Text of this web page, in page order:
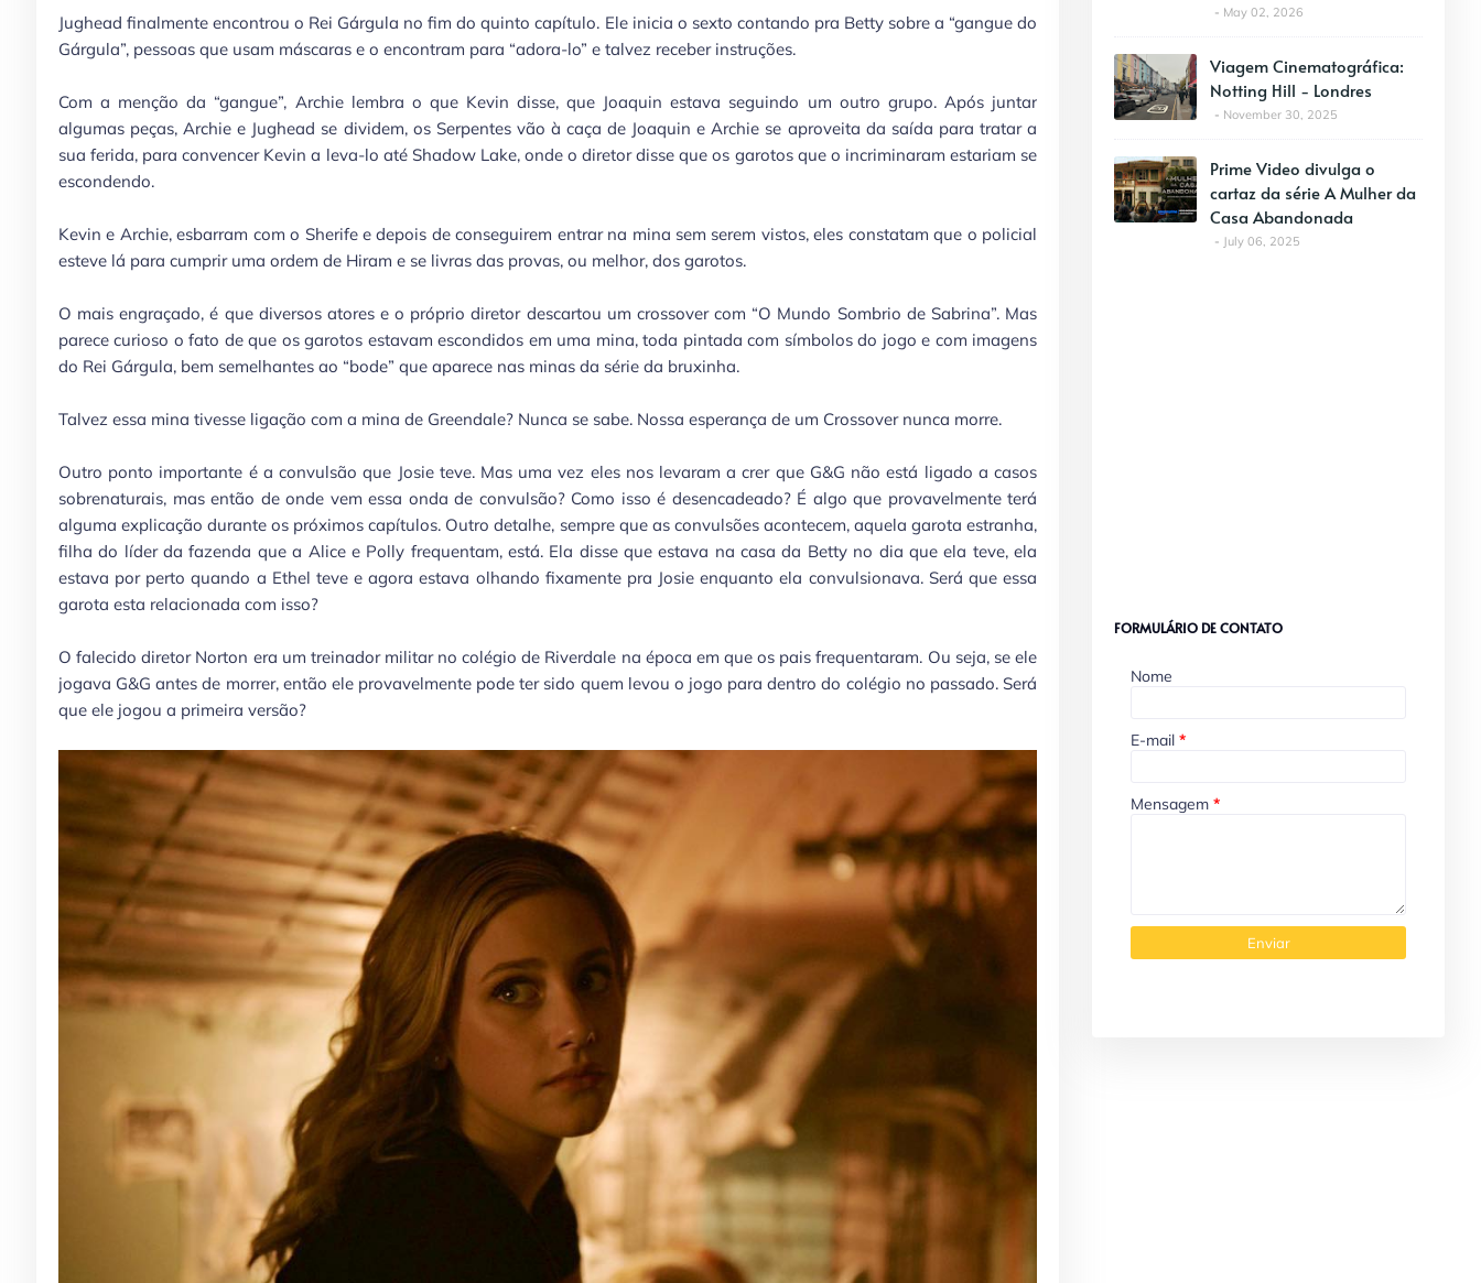
Jughead finalmente encontrou o Rei Gárgula no fim do quinto capítulo. Ele inicia o sexto contando pra Betty sobre a “gangue do
Gárgula”, pessoas que usam máscaras e o encontram para “adora-lo” e talvez receber instruções.
Com a menção da “gangue”, Archie lembra o que Kevin disse, que Joaquin estava seguindo um outro grupo. Após juntar
algumas peças, Archie e Jughead se dividem, os Serpentes vão à caça de Joaquin e Archie se aproveita da saída para tratar a
sua ferida, para convencer Kevin a leva-lo até Shadow Lake, onde o diretor disse que os garotos que o incriminaram estariam se
escondendo.
Kevin e Archie, esbarram com o Sherife e depois de conseguirem entrar na mina sem serem vistos, eles constatam que o policial
esteve lá para cumprir uma ordem de Hiram e se livras das provas, ou melhor, dos garotos.
O mais engraçado, é que diversos atores e o próprio diretor descartou um crossover com “O Mundo Sombrio de Sabrina”. Mas
parece curioso o fato de que os garotos estavam escondidos em uma mina, toda pintada com símbolos do jogo e com imagens
do Rei Gárgula, bem semelhantes ao “bode” que aparece nas minas da série da bruxinha.
Talvez essa mina tivesse ligação com a mina de Greendale? Nunca se sabe. Nossa esperança de um Crossover nunca morre.
Outro ponto importante é a convulsão que Josie teve. Mas uma vez eles nos levaram a crer que G&G não está ligado a casos
sobrenaturais, mas então de onde vem essa onda de convulsão? Como isso é desencadeado? É algo que provavelmente terá
alguma explicação durante os próximos capítulos. Outro detalhe, sempre que as convulsões acontecem, aquela garota estranha,
filha do líder da fazenda que a Alice e Polly frequentam, está. Ela disse que estava na casa da Betty no dia que ela teve, ela
estava por perto quando a Ethel teve e agora estava olhando fixamente pra Josie enquanto ela convulsionava. Será que essa
garota esta relacionada com isso?
O falecido diretor Norton era um treinador militar no colégio de Riverdale na época em que os pais frequentaram. Ou seja, se ele
jogava G&G antes de morrer, então ele provavelmente pode ter sido quem levou o jogo para dentro do colégio no passado. Será
que ele jogou a primeira versão?
May 02, 2026
Viagem Cinematográfica:
Notting Hill - Londres
November 30, 2025
Prime Video divulga o
cartaz da série A Mulher da
Casa Abandonada
July 06, 2025
FORMULÁRIO DE CONTATO
Nome
E-mail *
Mensagem *